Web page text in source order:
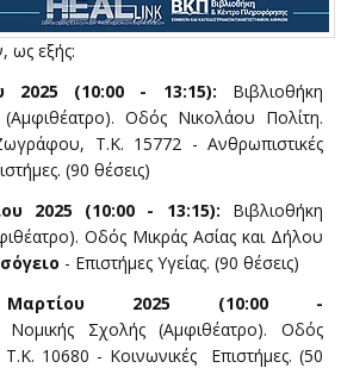
ως εξής:
2025 (10:00 - 13:15): Βιβλιοθήκη
Οδός Νικολάου Πολίτη.
T.K. 15772 - Ανθρωπιστικές
(90 θέσεις)
2025 (10:00 - 13:15): Βιβλιοθήκη
Οδός Μικράς Ασίας και Δήλου
- Επιστήμες Υγείας. (90 θέσεις)
2025 (10:00 -
Νομικής Σχολής (Αμφιθέατρο). Οδός
10680 - Κοινωνικές Επιστήμες. (50